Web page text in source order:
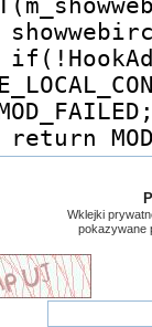
Wklejki
pokazywane